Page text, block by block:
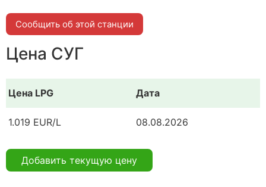
Сообщить об этой станции
Цена СУГ
Цена LPG Дата
1.019 EUR/L 08.08.2026
Добавить текущую цену